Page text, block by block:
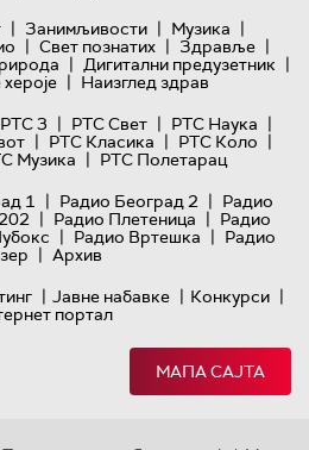
| Занимљивости | Музика |
| Свет познатих | Здравље |
| Дигитални предузетник |
| Наизглед здрав
РТС 3 | РТС Свет | РТС Наука |
| РТС Класика | РТС Коло |
Музика | РТС Полетарац
1 | Радио Београд 2 | Радио
| Радио Плетеница | Радио
| Радио Вртешка | Радио
| Архив
| Јавне набавке | Конкурси |
портал
МАПА САЈТА